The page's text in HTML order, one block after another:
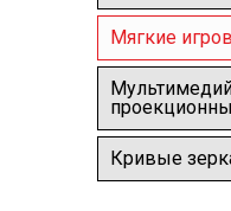
Мягкие
Кривые